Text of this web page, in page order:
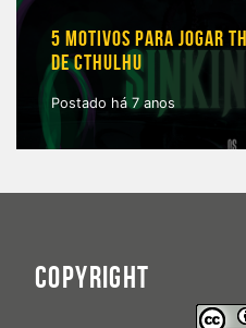
5 MOTIVOS PARA JOGAR
DE CTHULHU
Postado há 7 anos
COPYRIGHT